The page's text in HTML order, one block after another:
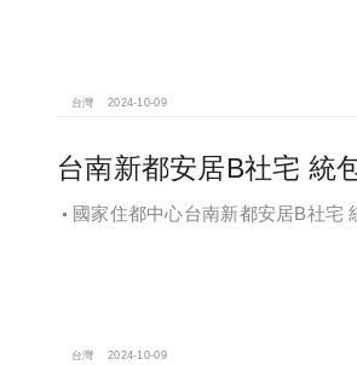
台灣 2024-10-09
台南新都安居B社宅 統
國家住都中心台南新都安居B社宅
台灣 2024-10-09